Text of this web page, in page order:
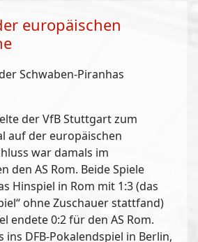
europäischen
Schwaben-Piranhas
der VfB Stuttgart zum
auf der europäischen
war damals im
den AS Rom. Beide Spiele
Hinspiel in Rom mit 1:3 (das
ohne Zuschauer stattfand)
endete 0:2 für den AS Rom.
ins DFB-Pokalendspiel in Berlin,